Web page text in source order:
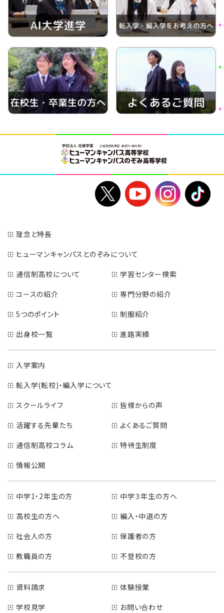
理念と特長
ヒューマンキャンパスとのぞみについて
通信制高校について
学習センター検索
コースの紹介
専門分野の紹介
5つのポイント
制服紹介
出身校一覧
進路実績
入学案内
転入学(転校)・編入学について
スクールライフ
皆様からの声
活躍する先輩たち
よくあるご質問
通信制高校コラム
特待生制度
情報公開
中学1・2年生の方
中学３年生の方へ
高校生の方へ
編入・中退の方
社会人の方
保護者の方
教職員の方
不登校の方
資料請求
体験授業
学校見学
お問い合わせ